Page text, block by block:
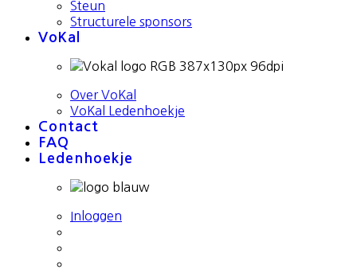
Steun
Structurele sponsors
VoKal
Over VoKal
VoKal Ledenhoekje
Contact
FAQ
Ledenhoekje
Inloggen